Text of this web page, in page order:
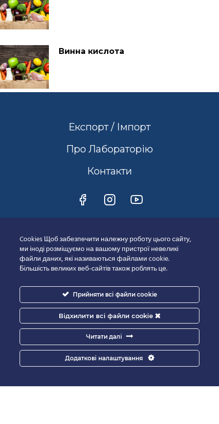
Винна кислота
Експорт / Імпорт
Про Лабораторію
Контакти
Документи
Завантажити договір
Політика конфіденційності
Полiтика Cookie
Сертифікати
Cookies Щоб забезпечити належну роботу цього сайту,
ми іноді розміщуємо на вашому пристрої невеликі
файли даних, які називаються файлами cookie.
Більшість великих веб-сайтів також роблять це.
Прийняти всі файли cookie
Відхилити всі файли cookie
Читати далі
Додаткові налаштування